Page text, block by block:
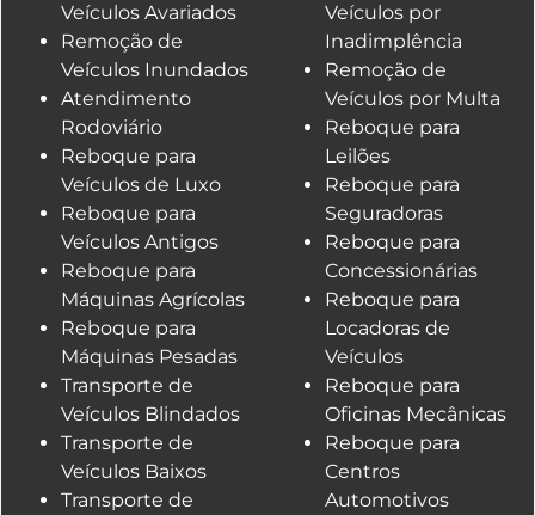
Veículos Avariados
Remoção de
Veículos Inundados
Atendimento
Rodoviário
Reboque para
Veículos de Luxo
Reboque para
Veículos Antigos
Reboque para
Máquinas Agrícolas
Reboque para
Máquinas Pesadas
Transporte de
Veículos Blindados
Transporte de
Veículos Baixos
Transporte de
Veículos por
Inadimplência
Remoção de
Veículos por Multa
Reboque para
Leilões
Reboque para
Seguradoras
Reboque para
Concessionárias
Reboque para
Locadoras de
Veículos
Reboque para
Oficinas Mecânicas
Reboque para
Centros
Automotivos